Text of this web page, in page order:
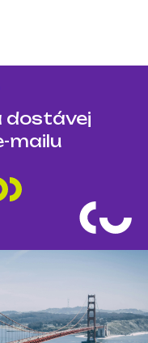
dostávej
mailu